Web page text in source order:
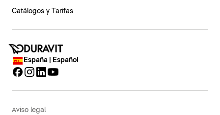
Catálogos y Tarifas
España | Español
Aviso legal